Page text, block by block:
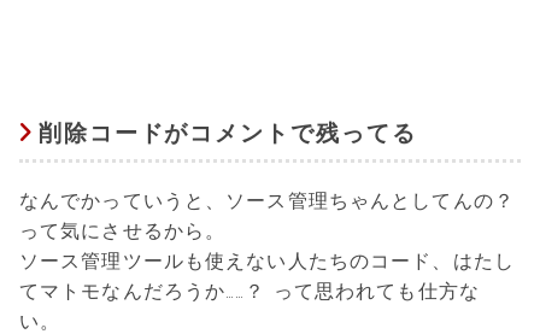
削除コードがコメントで残ってる
なんでかっていうと、ソース管理ちゃんとしてんの？
って気にさせるから。
ソース管理ツールも使えない人たちのコード、はたし
てマトモなんだろうか……？ って思われても仕方な
い。